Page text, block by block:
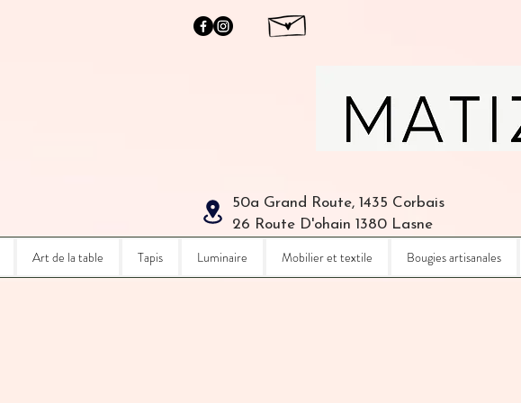
50a Grand Route, 1435 Corbais
26 Route D'ohain 1380 Lasne
Art de la table Tapis Luminaire Mobilier et textile Bougies artisanales